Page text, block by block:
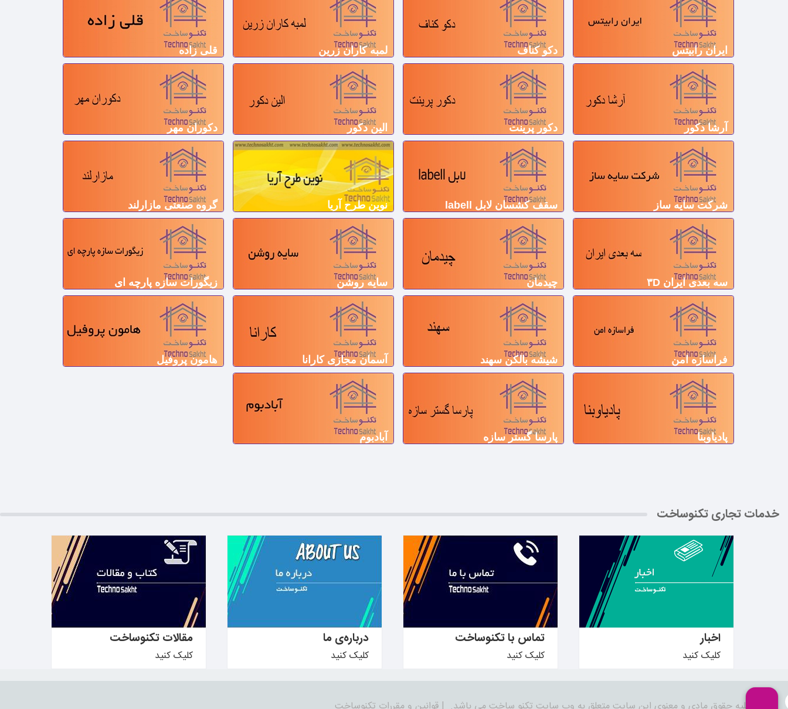
ایران رابیتس دکو کناف لمبه کاران زرین قلی زاده
آرشا دکور دکور پرینت الین دکور دکوران مهر
شرکت سایه ساز سقف کشسان لابل labell نوین طرح آریا گروه صنعتی مازارلند
سه بعدی ایران ۳D چیدمان سایه روشن زیگورات سازه پارچه ای
فراسازه امن شیشه بالکن سهند آسمان مجازی کارانا هامون پروفیل
پادیاوبنا پارسا گستر سازه آبادبوم
خدمات تجاری تکنوساخت
اخبار
کلیک کنید
بیشتر بدانید ←
تماس با تکنوساخت
کلیک کنید
بیشتر بدانید ←
درباره‌ی ما
کلیک کنید
بیشتر بدانید ←
مقالات تکنوساخت
کلیک کنید